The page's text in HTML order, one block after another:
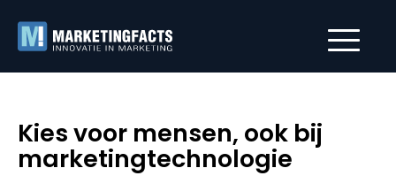
Kies voor mensen, ook bij
marketingtechnologie